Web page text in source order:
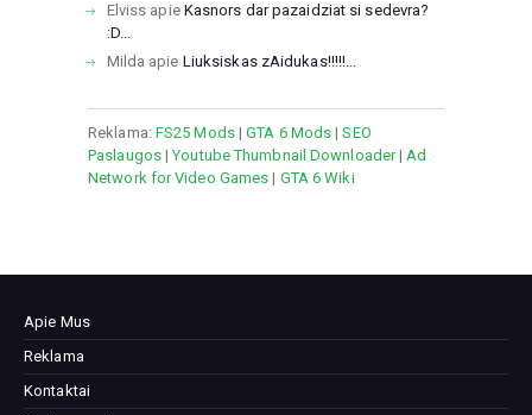
Elviss apie Kasnors dar pazaidziat si sedevra?
:D...
Milda apie Liuksiskas zAidukas!!!!!...
Reklama: FS25 Mods|GTA 6 Mods |SEO
Paslaugos|Youtube Thumbnail Downloader|Ad
Network for Video Games | GTA 6 Wiki
Apie Mus
Reklama
Kontaktai